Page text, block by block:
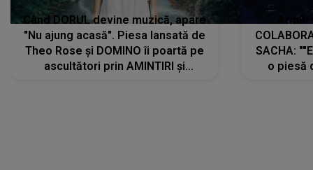
Când DORUL devine muzică, apare
"Nu ajung acasă". Piesa lansată de
Theo Rose și DOMINO îi poartă pe
ascultători prin AMINTIRI și
SACHA:
o piesă